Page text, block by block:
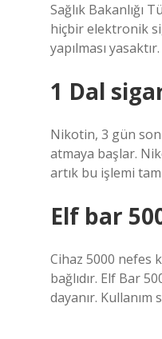
Sağlık Bakanlığı
hiçbir elektronik
yapılması yasaktır.
1 Dal
Nikotin, 3 gün
atmaya başlar.
artık bu işlemi
Elf bar
Cihaz 5000 nefes
bağlıdır. Elf Bar
dayanır. Kullanım